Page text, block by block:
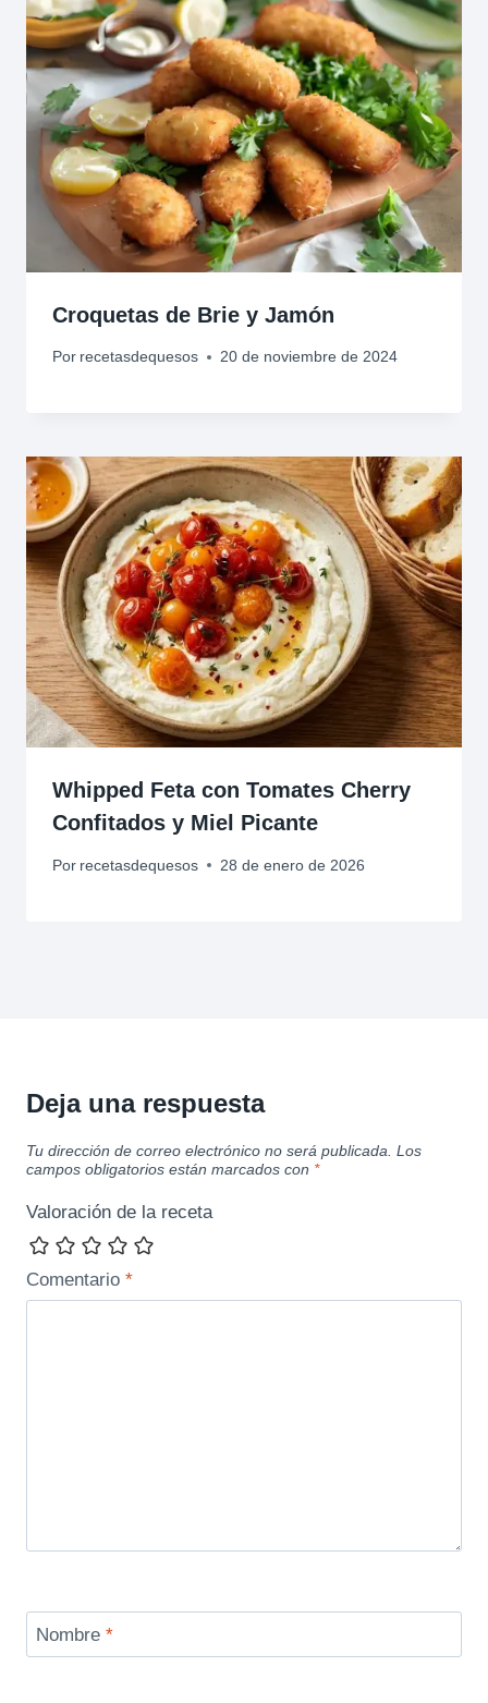
Croquetas de Brie y Jamón
Por recetasdequesos 20 de noviembre de 2024
Whipped Feta con Tomates Cherry
Confitados y Miel Picante
Por recetasdequesos 28 de enero de 2026
Deja una respuesta
Tu dirección de correo electrónico no será publicada. Los
campos obligatorios están marcados con *
Valoración de la receta
Comentario *
Nombre *